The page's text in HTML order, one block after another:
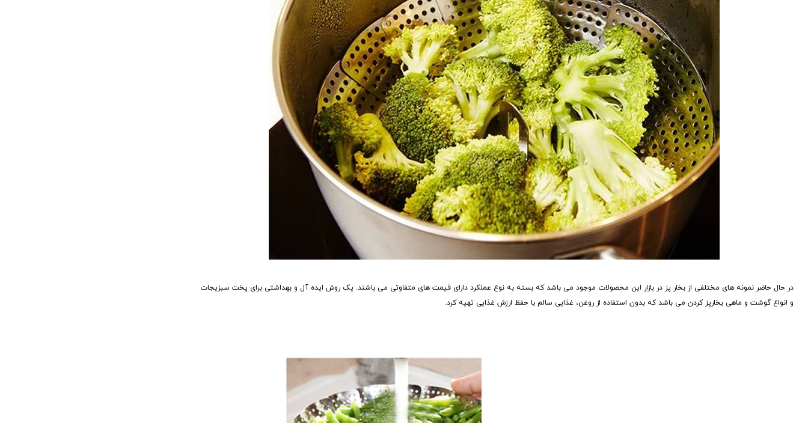
در حال حاضر نمونه های مختلفی از بخار پز در بازار این محصولات موجود می باشد که بسته به نوع عملکرد دارای قیمت های متفاوتی می باشند. یک روش ایده آل و بهداشتی برای پخت سبزیجات
و انواع گوشت و ماهی بخارپز کردن می باشد که بدون استفاده از روغن، غذایی سالم با حفظ ارزش غذایی تهیه کرد.